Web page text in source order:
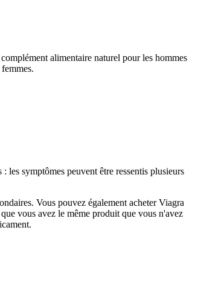
alimentaire naturel pour les hommes
les symptômes peuvent être ressentis plusieurs
Vous pouvez également acheter Viagra
vous avez le même produit que vous n'avez